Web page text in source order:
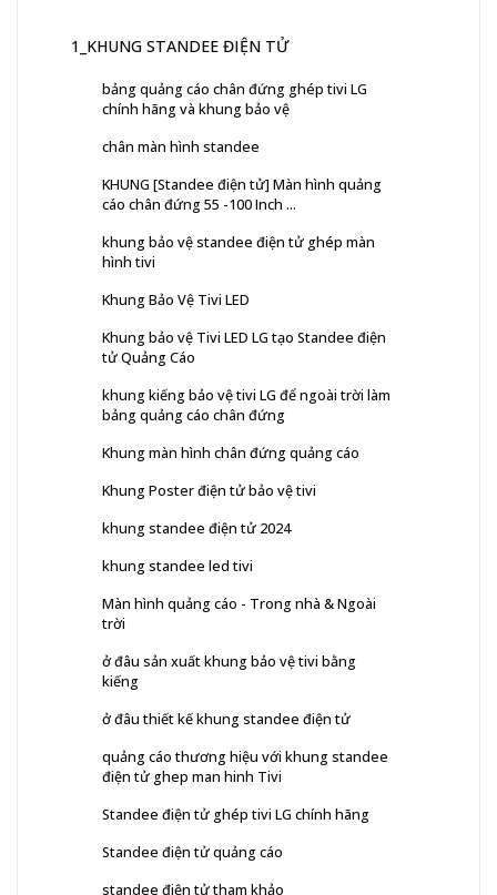
1_KHUNG STANDEE ĐIỆN TỬ
bảng quảng cáo chân đứng ghép tivi LG
chính hãng và khung bảo vệ
chân màn hình standee
KHUNG [Standee điện tử] Màn hình quảng
cáo chân đứng 55 -100 Inch ...
khung bảo vệ standee điện tử ghép màn
hình tivi
Khung Bảo Vệ Tivi LED
Khung bảo vệ Tivi LED LG tạo Standee điện
tử Quảng Cáo
khung kiếng bảo vệ tivi LG để ngoài trời làm
bảng quảng cáo chân đứng
Khung màn hình chân đứng quảng cáo
Khung Poster điện tử bảo vệ tivi
khung standee điện tử 2024
khung standee led tivi
Màn hình quảng cáo - Trong nhà & Ngoài
trời
ở đâu sản xuất khung bảo vệ tivi bằng
kiếng
ở đâu thiết kế khung standee điện tử
quảng cáo thương hiệu với khung standee
điện tử ghep man hinh Tivi
Standee điện tử ghép tivi LG chính hãng
Standee điện tử quảng cáo
standee điện tử tham khảo